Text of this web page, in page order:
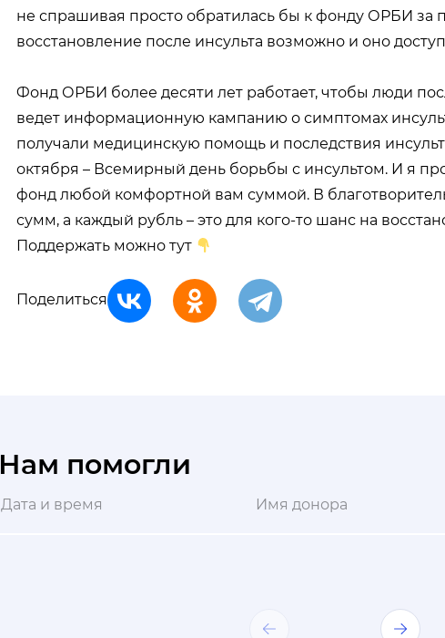
не спрашивая просто обратилась бы к фонду ОРБИ
восстановление после инсульта возможно и оно
Фонд ОРБИ более десяти лет работает, чтобы люди
ведет информационную кампанию о симптомах
получали медицинскую помощь и последствия
октября – Всемирный день борьбы с инсультом. И я
фонд любой комфортной вам суммой. В
сумм, а каждый рубль – это для кого-то шанс на
Поддержать можно тут
Поделиться
Нам помогли
Дата и время Имя донора